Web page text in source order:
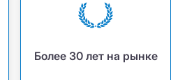
Более 30 лет на рынке